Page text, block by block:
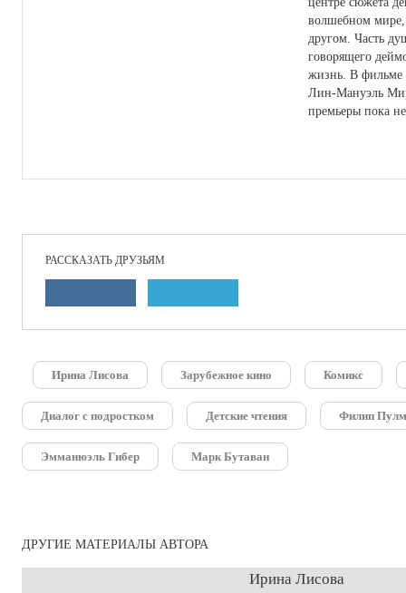
волшебном мире,
другом. Часть
говорящего
жизнь. В фильме
Лин-Мануэль
премьеры пока
РАССКАЗАТЬ ДРУЗЬЯМ
Ирина Лисова Зарубежное кино Комикс
Диалог с подростком Детские чтения Филип
Эмманюэль Гибер Марк Бутаван
ДРУГИЕ МАТЕРИАЛЫ АВТОРА
Ирина Лисова